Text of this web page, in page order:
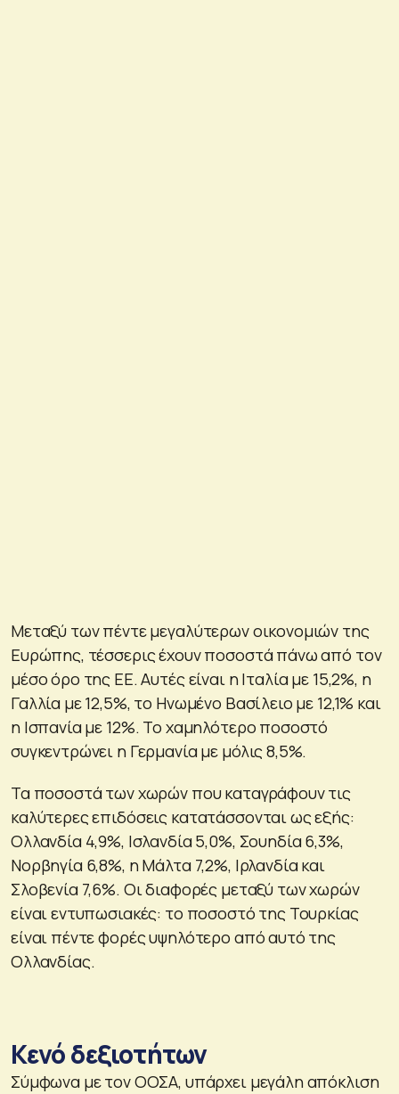
Μεταξύ των πέντε μεγαλύτερων οικονομιών της
Ευρώπης, τέσσερις έχουν ποσοστά πάνω από τον
μέσο όρο της ΕΕ. Αυτές είναι η Ιταλία με 15,2%, η
Γαλλία με 12,5%, το Ηνωμένο Βασίλειο με 12,1% και
η Ισπανία με 12%. Το χαμηλότερο ποσοστό
συγκεντρώνει η Γερμανία με μόλις 8,5%.
Τα ποσοστά των χωρών που καταγράφουν τις
καλύτερες επιδόσεις κατατάσσονται ως εξής:
Ολλανδία 4,9%, Ισλανδία 5,0%, Σουηδία 6,3%,
Νορβηγία 6,8%, η Μάλτα 7,2%, Ιρλανδία και
Σλοβενία 7,6%. Οι διαφορές μεταξύ των χωρών
είναι εντυπωσιακές: το ποσοστό της Τουρκίας
είναι πέντε φορές υψηλότερο από αυτό της
Ολλανδίας.
Κενό δεξιοτήτων
Σύμφωνα με τον ΟΟΣΑ, υπάρχει μεγάλη απόκλιση